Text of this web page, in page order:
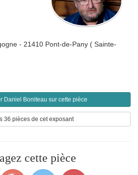
- 21410 Pont-de-Pany ( Sainte-
Daniel Boniteau sur cette pièce
36 pièces de cet exposant
cette pièce